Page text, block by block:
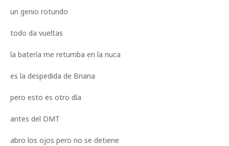
un genio rotundo
todo da vueltas
la batería me retumba en la nuca
es la despedida de Briana
pero esto es otro día
antes del DMT
abro los ojos pero no se detiene